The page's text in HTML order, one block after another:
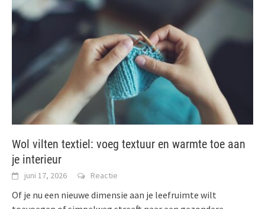
Wol vilten textiel: voeg textuur en warmte toe aan
je interieur
juni 17, 2026 Reactie
Of je nu een nieuwe dimensie aan je leefruimte wilt